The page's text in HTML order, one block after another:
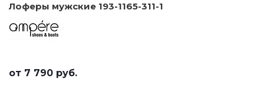
Лоферы мужские 193-1165-311-1
от 7 790 руб.